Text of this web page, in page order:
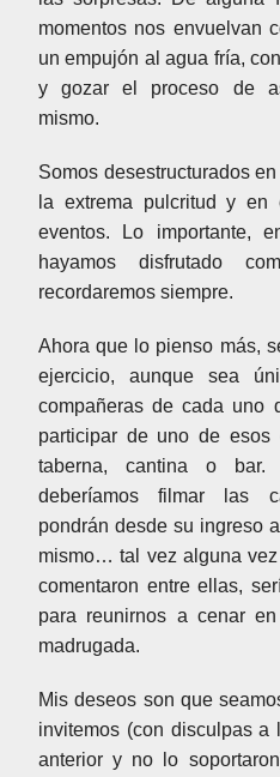
momentos nos envuelvan
un empujón al agua fría,
y gozar el proceso de
mismo.
Somos desestructurados
la extrema pulcritud y
eventos. Lo importante,
hayamos disfrutado
recordaremos siempre.
Ahora que lo pienso más,
ejercicio, aunque sea
compañeras de cada uno
participar de uno de esos
taberna, cantina o
deberíamos filmar las
pondrán desde su ingreso
mismo… tal vez alguna
comentaron entre ellas,
para reunirnos a cenar
madrugada.
Mis deseos son que
invitemos (con disculpas
anterior y no lo